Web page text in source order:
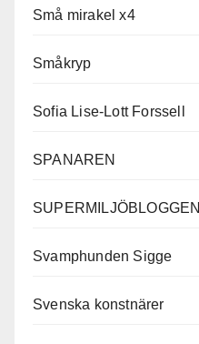
Små mirakel x4
Småkryp
Sofia Lise-Lott Forssell
SPANAREN
SUPERMILJÖBLOGGEN
Svamphunden Sigge
Svenska konstnärer